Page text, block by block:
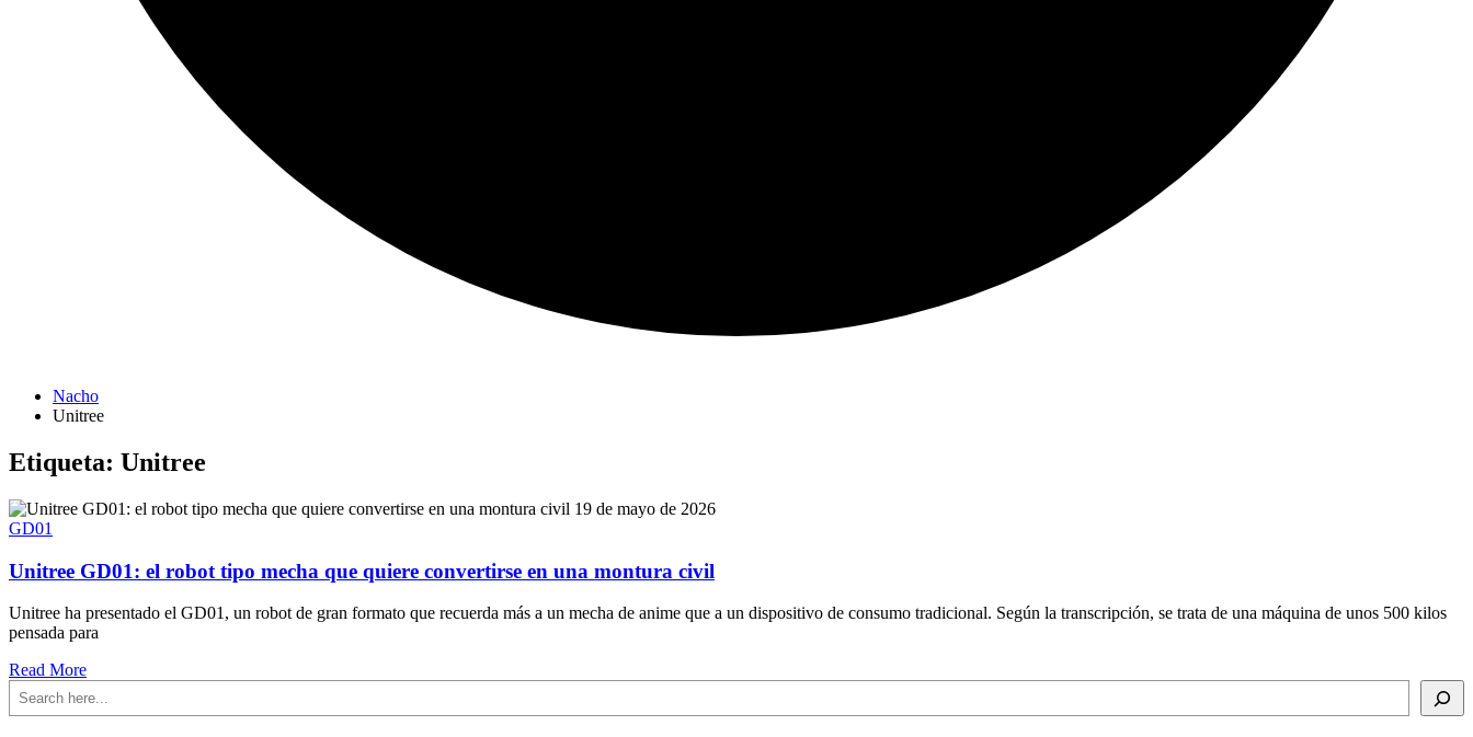
Nacho
Unitree
Etiqueta: Unitree
19 de mayo de 2026
GD01
Unitree GD01: el robot tipo mecha que quiere convertirse en una montura civil
Unitree ha presentado el GD01, un robot de gran formato que recuerda más a un mecha de anime que a un dispositivo de consumo tradicional. Según la transcripción, se trata de una máquina de unos 500 kilos
pensada para
Read More
Buscar